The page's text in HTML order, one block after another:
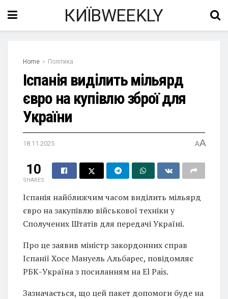
КИЇВWEEKLY
Home Політика
Іспанія виділить мільярд
євро на купівлю зброї для
України
18.11.2025 AA
10
SHARES
Іспанія найближчим часом виділить мільярд
євро на закупівлю військової техніки у
Сполучених Штатів для передачі Україні.
Про це заявив міністр закордонних справ
Іспанії Хосе Мануель Альбарес, повідомляє
РБК-Україна з посиланням на El Pais.
Зазначається, що цей пакет допомоги буде на